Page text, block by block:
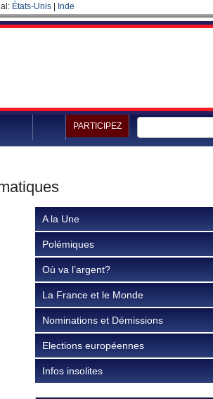
États-Unis Inde
PARTICIPEZ
A la Une
Polémiques
Où va l’argent?
La France et le Monde
Nominations et Démissions
Elections européennes
Infos insolites